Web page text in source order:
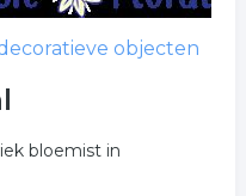
objecten
bloemist in